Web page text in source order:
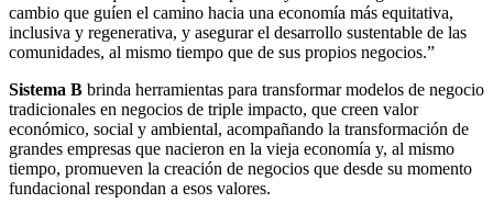
cambio que guíen el camino hacia una economía más equitativa,
inclusiva y regenerativa, y asegurar el desarrollo sustentable de las
comunidades, al mismo tiempo que de sus propios negocios.”
Sistema B brinda herramientas para transformar modelos de negocio
tradicionales en negocios de triple impacto, que creen valor
económico, social y ambiental, acompañando la transformación de
grandes empresas que nacieron en la vieja economía y, al mismo
tiempo, promueven la creación de negocios que desde su momento
fundacional respondan a esos valores.